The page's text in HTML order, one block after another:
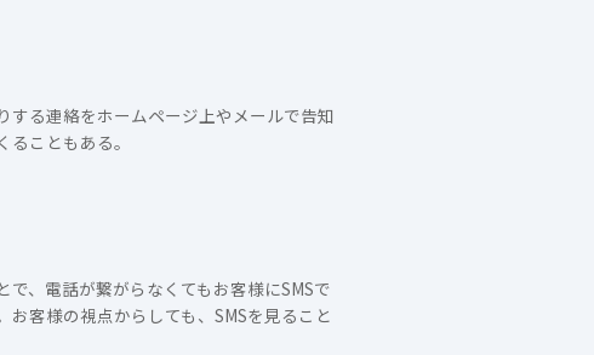
る連絡をホームページ上やメールで告知
こともある。
、電話が繋がらなくてもお客様にSMSで
客様の視点からしても、SMSを見ること